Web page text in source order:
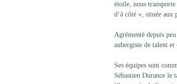
étoile, nous
d’à côté », située aux
Agrémenté depuis
aubergiste de talent
Ses équipes sont
Sébastien Durance le